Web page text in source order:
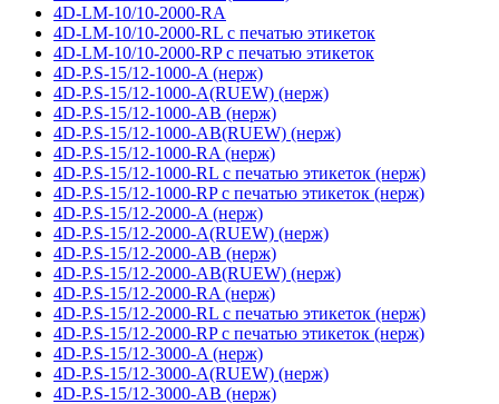
4D-LM-10/10-2000-RA
4D-LM-10/10-2000-RL с печатью этикеток
4D-LM-10/10-2000-RP с печатью этикеток
4D-P.S-15/12-1000-A (нерж)
4D-P.S-15/12-1000-A(RUEW) (нерж)
4D-P.S-15/12-1000-AB (нерж)
4D-P.S-15/12-1000-AB(RUEW) (нерж)
4D-P.S-15/12-1000-RA (нерж)
4D-P.S-15/12-1000-RL с печатью этикеток (нерж)
4D-P.S-15/12-1000-RP с печатью этикеток (нерж)
4D-P.S-15/12-2000-A (нерж)
4D-P.S-15/12-2000-A(RUEW) (нерж)
4D-P.S-15/12-2000-AB (нерж)
4D-P.S-15/12-2000-AB(RUEW) (нерж)
4D-P.S-15/12-2000-RA (нерж)
4D-P.S-15/12-2000-RL с печатью этикеток (нерж)
4D-P.S-15/12-2000-RP с печатью этикеток (нерж)
4D-P.S-15/12-3000-A (нерж)
4D-P.S-15/12-3000-A(RUEW) (нерж)
4D-P.S-15/12-3000-AB (нерж)